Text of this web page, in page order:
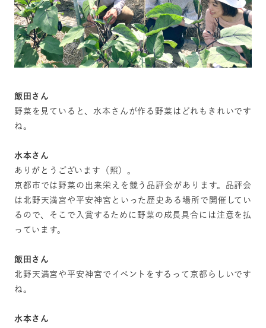
飯田さん
野菜を見ていると、水本さんが作る野菜はどれもきれいです
ね。
水本さん
ありがとうございます（照）。
京都市では野菜の出来栄えを競う品評会があります。品評会
は北野天満宮や平安神宮といった歴史ある場所で開催してい
るので、そこで入賞するために野菜の成長具合には注意を払
っています。
飯田さん
北野天満宮や平安神宮でイベントをするって京都らしいです
ね。
水本さん